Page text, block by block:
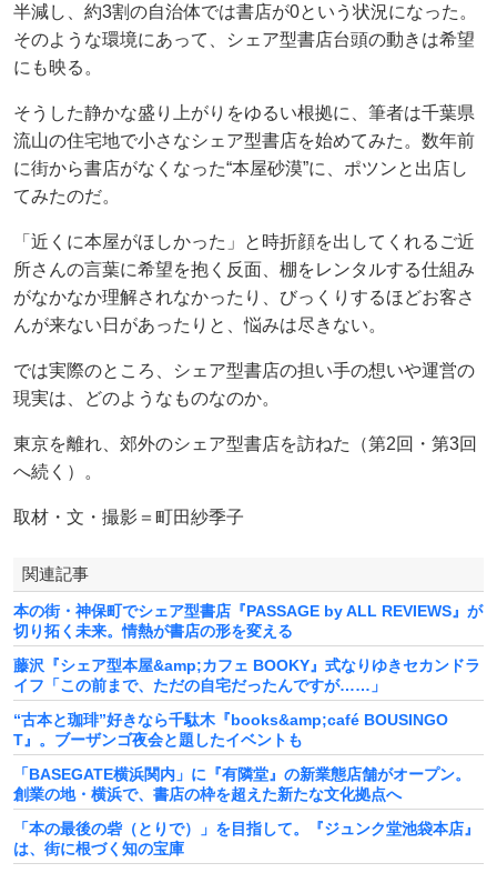
半減し、約3割の自治体では書店が0という状況になった。
そのような環境にあって、シェア型書店台頭の動きは希望
にも映る。
そうした静かな盛り上がりをゆるい根拠に、筆者は千葉県
流山の住宅地で小さなシェア型書店を始めてみた。数年前
に街から書店がなくなった“本屋砂漠”に、ポツンと出店し
てみたのだ。
「近くに本屋がほしかった」と時折顔を出してくれるご近
所さんの言葉に希望を抱く反面、棚をレンタルする仕組み
がなかなか理解されなかったり、びっくりするほどお客さ
んが来ない日があったりと、悩みは尽きない。
では実際のところ、シェア型書店の担い手の想いや運営の
現実は、どのようなものなのか。
東京を離れ、郊外のシェア型書店を訪ねた（第2回・第3回
へ続く）。
取材・文・撮影＝町田紗季子
関連記事
本の街・神保町でシェア型書店『PASSAGE by ALL REVIEWS』が
切り拓く未来。情熱が書店の形を変える
藤沢『シェア型本屋&amp;カフェ BOOKY』式なりゆきセカンドラ
イフ「この前まで、ただの自宅だったんですが……」
“古本と珈琲”好きなら千駄木『books&amp;café BOUSINGO
T』。ブーザンゴ夜会と題したイベントも
「BASEGATE横浜関内」に『有隣堂』の新業態店舗がオープン。
創業の地・横浜で、書店の枠を超えた新たな文化拠点へ
「本の最後の砦（とりで）」を目指して。『ジュンク堂池袋本店』
は、街に根づく知の宝庫